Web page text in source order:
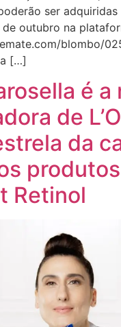
ser
outubro na
blombo/
[…]
é a
de
da
Retinol